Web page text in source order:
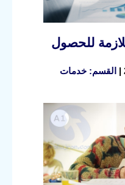
للحصول
القسم: خدمات